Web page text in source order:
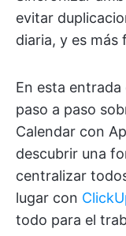
evitar
diaria, y es más
En esta
paso a paso
Calendar con
descubrir una
centralizar
lugar con
todo para el